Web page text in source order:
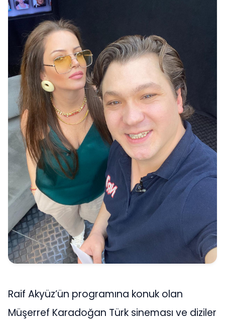
Raif Akyüz’ün programına konuk olan
Müşerref Karadoğan Türk sineması ve diziler